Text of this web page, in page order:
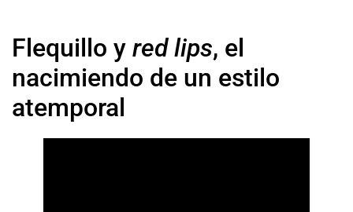
Flequillo y red lips, el
nacimiendo de un estilo
atemporal